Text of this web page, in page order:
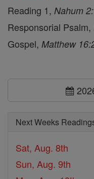
Reading 1, Nahum
Responsorial Psalm,
Gospel, Matthew
Next Weeks
Sat, Aug. 8th
Sun, Aug. 9th